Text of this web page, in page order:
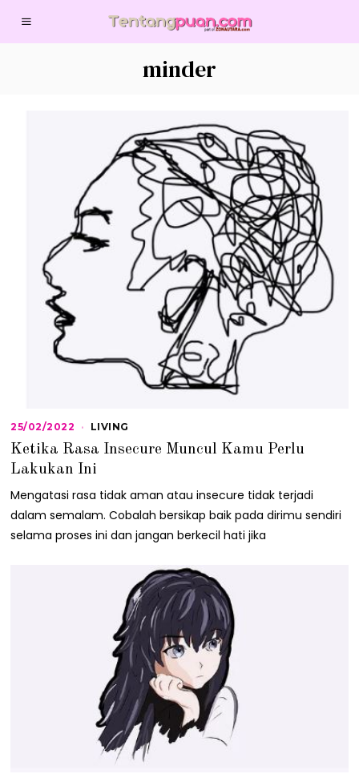
minder
25/02/2022
/
0
/
0
2
LIVING
Ketika Rasa Insecure Muncul Kamu Perlu
Lakukan Ini
Mengatasi rasa tidak aman atau insecure tidak terjadi
dalam semalam. Cobalah bersikap baik pada dirimu sendiri
selama proses ini dan jangan berkecil hati jika